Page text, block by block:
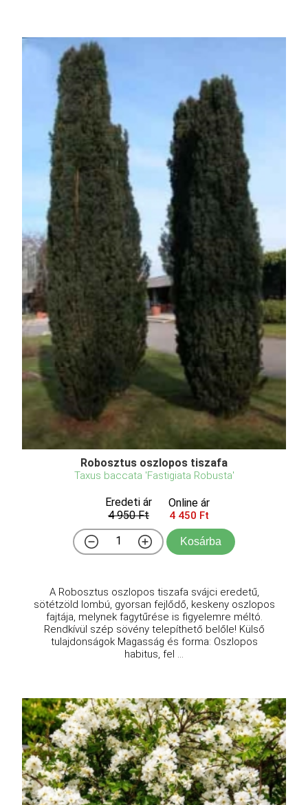
Robosztus oszlopos tiszafa
Taxus baccata 'Fastigiata Robusta'
Eredeti ár
4 950 Ft
Online ár
4 450 Ft
Kosárba
A Robosztus oszlopos tiszafa svájci eredetű,
sötétzöld lombú, gyorsan fejlődő, keskeny oszlopos
fajtája, melynek fagytűrése is figyelemre méltó.
Rendkívül szép sövény telepíthető belőle! Külső
tulajdonságok Magasság és forma: Oszlopos
habitus, fel ...